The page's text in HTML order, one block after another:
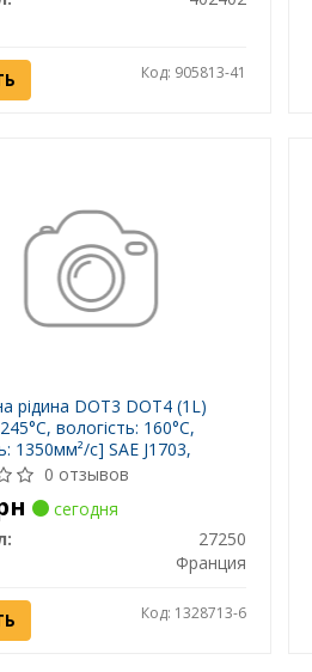
Код: 905813-41
рідина DOT3 DOT4 (1L)
вологість: 160°C,
1350мм²/с] SAE J1703,
FMVSS 116 DOT3 FMVSS
0 отзывов
сегодня
27250
Франция
Код: 1328713-6